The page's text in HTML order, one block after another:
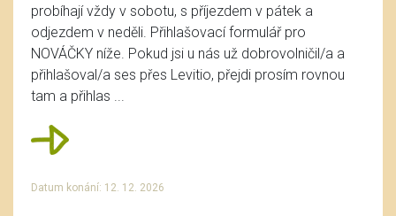
probíhají vždy v sobotu, s příjezdem v pátek a
odjezdem v neděli. Přihlašovací formulář pro
NOVÁČKY níže. Pokud jsi u nás už dobrovolničil/a a
přihlašoval/a ses přes Levitio, přejdi prosím rovnou
tam a přihlas ...
Datum konání: 12. 12. 2026